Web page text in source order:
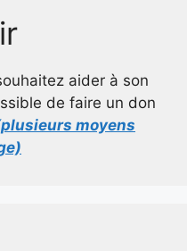
aider à son
de faire un don
moyens